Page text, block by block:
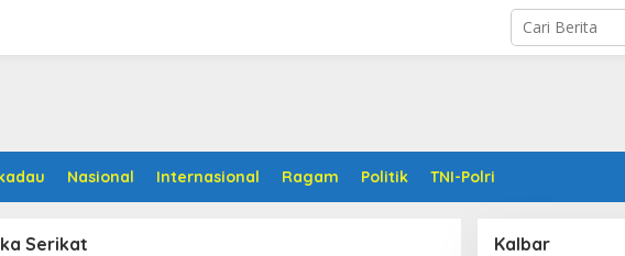
Nasional Internasional Ragam Politik TNI-Polri
Serikat Kalbar